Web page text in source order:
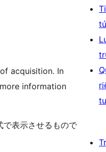
acquisition. In
information
で表示させるもので